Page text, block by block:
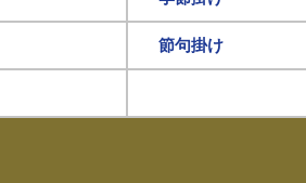
節句掛け